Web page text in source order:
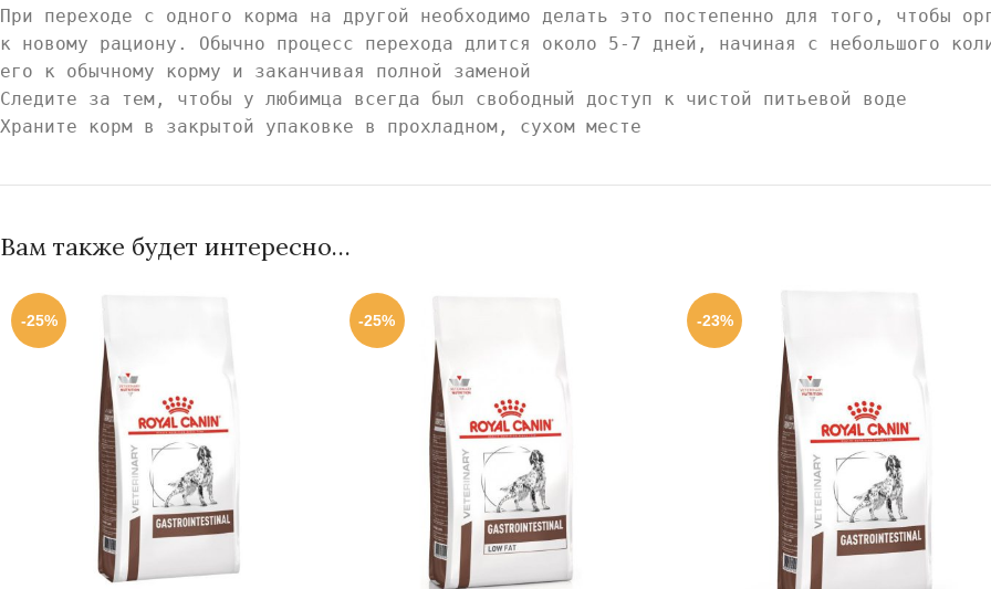
При переходе с одного корма на другой необходимо делать это постепенно для того, чтобы
к новому рациону. Обычно процесс перехода длится около 5-7 дней, начиная с небольшого
его к обычному корму и заканчивая полной заменой
Следите за тем, чтобы у любимца всегда был свободный доступ к чистой питьевой воде
Храните корм в закрытой упаковке в прохладном, сухом месте
Вам также будет интересно…
-25% -25% -23%